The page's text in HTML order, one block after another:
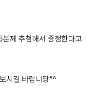
께 추첨해서 증정한다고
시길 바랍니당^^